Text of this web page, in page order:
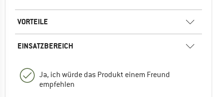
VORTEILE
EINSATZBEREICH
Ja, ich würde das Produkt einem Freund
empfehlen